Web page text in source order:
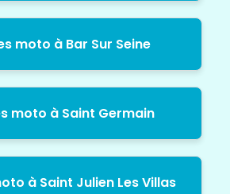
moto à Bar Sur Seine
moto à Saint Germain
à Saint Julien Les Villas